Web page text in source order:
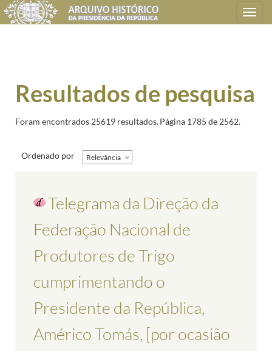
Toggle
navigation
Resultados de pesquisa
Foram encontrados 25619 resultados.Página 1785 de 2562.
Ordenado por Relevância
Telegrama da Direção da
Federação Nacional de
Produtores de Trigo
cumprimentando o
Presidente da República,
Américo Tomás, [por ocasião